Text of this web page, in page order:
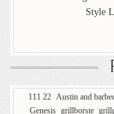
Style
111 22 Austin and
Genesis grillborste